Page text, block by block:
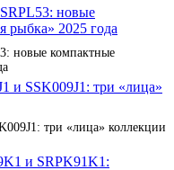
новые компактные
три «лица» коллекции